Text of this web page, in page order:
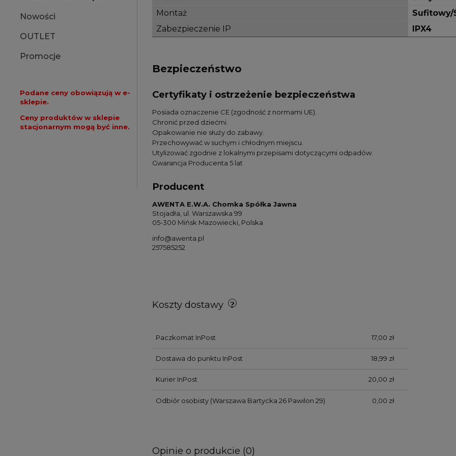
Nowości
OUTLET
Promocje
Podane ceny obowiązują w e-
sklepie.
Ceny produktów w sklepie
stacjonarnym mogą być inne.
Montaż
Sufitowy/
Zabezpieczenie IP
IPX4
Bezpieczeństwo
Certyfikaty i ostrzeżenie bezpieczeństwa
Posiada oznaczenie CE (zgodność z normami UE).
Chronić przed dziećmi.
Opakowanie nie służy do zabawy.
Przechowywać w suchym i chłodnym miejscu.
Utylizować zgodnie z lokalnymi przepisami dotyczącymi odpadów.
Gwarancja Producenta 5 lat
Producent
AWENTA E.W.A. Chomka Spółka Jawna
Stojadła, ul. Warszawska 99
05-300 Mińsk Mazowiecki, Polska
info@awenta.pl
257585252
Koszty dostawy
Paczkomat InPost 17,00 zł
Dostawa do punktu InPost 18,99 zł
Kurier InPost 20,00 zł
Odbiór osobisty(Warszawa Bartycka 26 Pawilon 29) 0,00 zł
Opinie o produkcie (0)